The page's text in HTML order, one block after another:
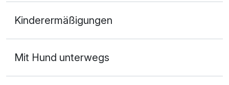
2 Erwachsene und 1 Kind
Kinderermäßigungen
Mit Hund unterwegs